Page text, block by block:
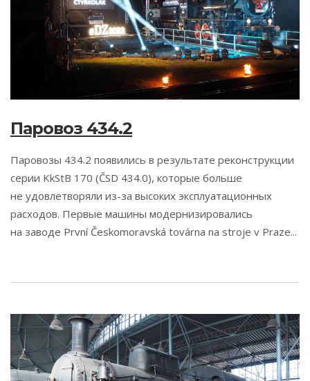
Паровоз 434.2
Паровозы 434.2 появились в результате реконструкции
серии KkStB 170 (ČSD 434.0), которые больше
не удовлетворяли из-за высоких эксплуатационных
расходов. Первые машины модернизировались
на заводе První Českomoravská továrna na stroje v Praze...